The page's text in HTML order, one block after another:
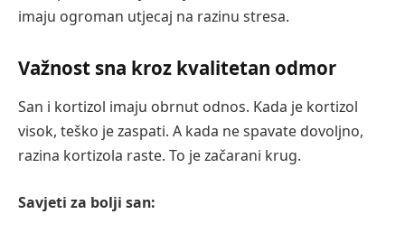
imaju ogroman utjecaj na razinu stresa.
Važnost sna kroz kvalitetan odmor
San i kortizol imaju obrnut odnos. Kada je kortizol
visok, teško je zaspati. A kada ne spavate dovoljno,
razina kortizola raste. To je začarani krug.
Savjeti za bolji san: